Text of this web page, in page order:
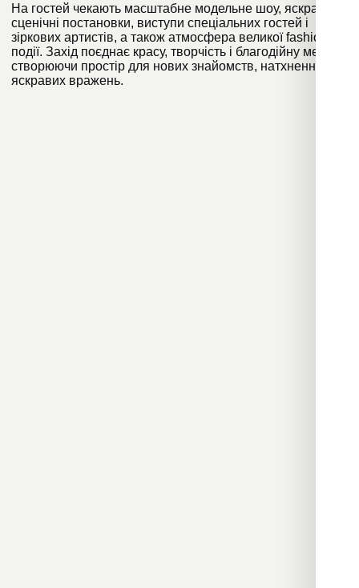
На гостей чекають масштабне модельне шоу, яскраві
сценічні постановки, виступи спеціальних гостей і
зіркових артистів, а також атмосфера великої fashion-
події. Захід поєднає красу, творчість і благодійну мету,
створюючи простір для нових знайомств, натхнення та
яскравих вражень.